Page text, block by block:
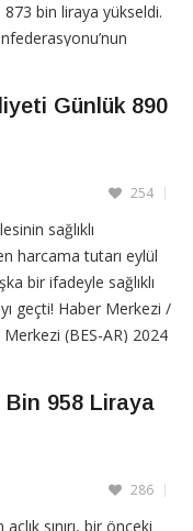
873 bin liraya yükseldi.
Günlük 890
254
sağlıklı
harcama tutarı eylül
bir ifadeyle sağlıklı
geçti! Haber Merkezi /
(BES-AR) 2024
Bin 958 Liraya
286
sınırı, bir önceki